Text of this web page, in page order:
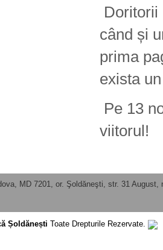
Doritorii
când și
prima
exista
Pe 13
viitorul!
MD 7201, or. Şoldăneşti, str. 31 August,
Șoldănești Toate Drepturile Rezervate.